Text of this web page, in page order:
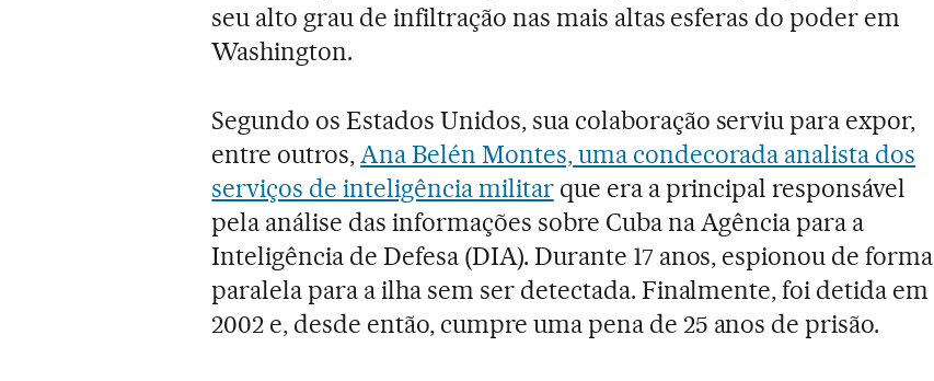
seu alto grau de infiltração nas mais altas esferas do poder em
Washington.
Segundo os Estados Unidos, sua colaboração serviu para expor,
entre outros,Ana Belén Montes, uma condecorada analista dos
serviços de inteligência militarque era a principal responsável
pela análise das informações sobre Cuba na Agência para a
Inteligência de Defesa (DIA). Durante 17 anos, espionou de forma
paralela para a ilha sem ser detectada. Finalmente, foi detida em
2002 e, desde então, cumpre uma pena de 25 anos de prisão.